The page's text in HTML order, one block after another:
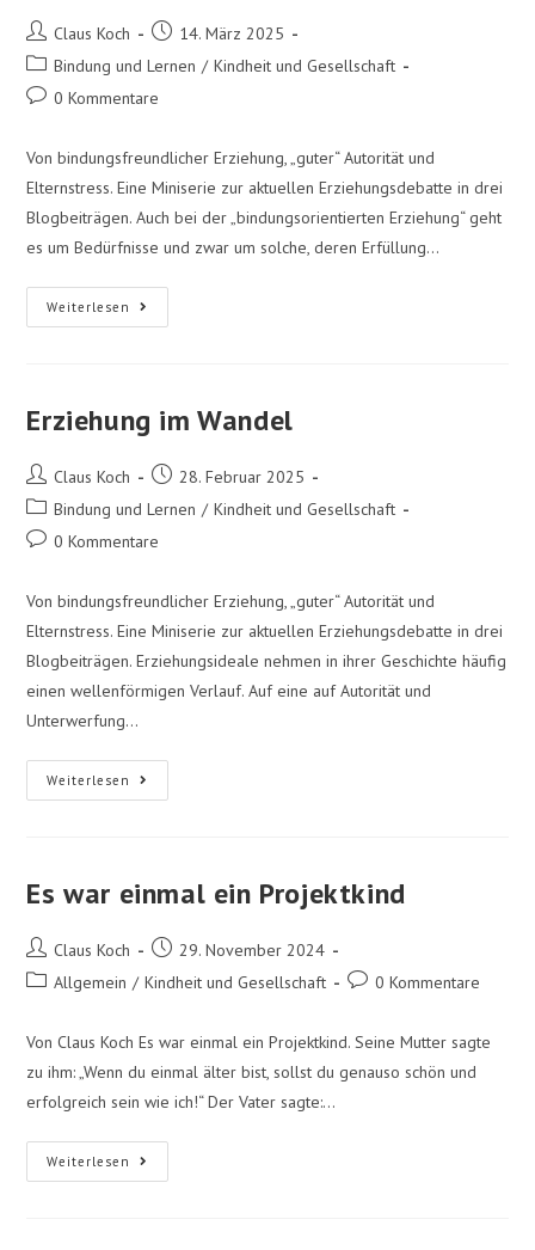
Claus Koch
14. März 2025
Bindung und Lernen / Kindheit und Gesellschaft
0 Kommentare
Von bindungsfreundlicher Erziehung, „guter“ Autorität und
Elternstress. Eine Miniserie zur aktuellen Erziehungsdebatte in drei
Blogbeiträgen. Auch bei der „bindungsorientierten Erziehung“ geht
es um Bedürfnisse und zwar um solche, deren Erfüllung…
Weiterlesen
Erziehung im Wandel
Claus Koch
28. Februar 2025
Bindung und Lernen / Kindheit und Gesellschaft
0 Kommentare
Von bindungsfreundlicher Erziehung, „guter“ Autorität und
Elternstress. Eine Miniserie zur aktuellen Erziehungsdebatte in drei
Blogbeiträgen. Erziehungsideale nehmen in ihrer Geschichte häufig
einen wellenförmigen Verlauf. Auf eine auf Autorität und
Unterwerfung…
Weiterlesen
Es war einmal ein Projektkind
Claus Koch
29. November 2024
Allgemein / Kindheit und Gesellschaft 0 Kommentare
Von Claus Koch Es war einmal ein Projektkind. Seine Mutter sagte
zu ihm: „Wenn du einmal älter bist, sollst du genauso schön und
erfolgreich sein wie ich!“ Der Vater sagte:…
Weiterlesen